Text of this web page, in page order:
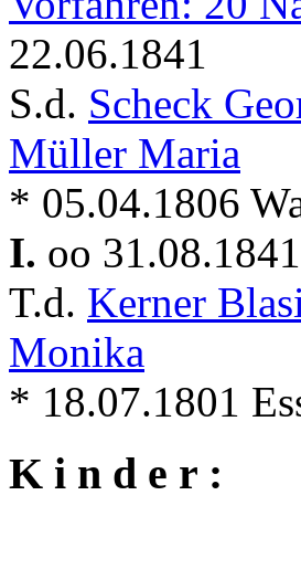
22.06.1841
S.d. Scheck
Müller Maria
* 05.04.1806
I. oo
T.d. Kerner
Monika
* 18.07.1801
K i n d e r :